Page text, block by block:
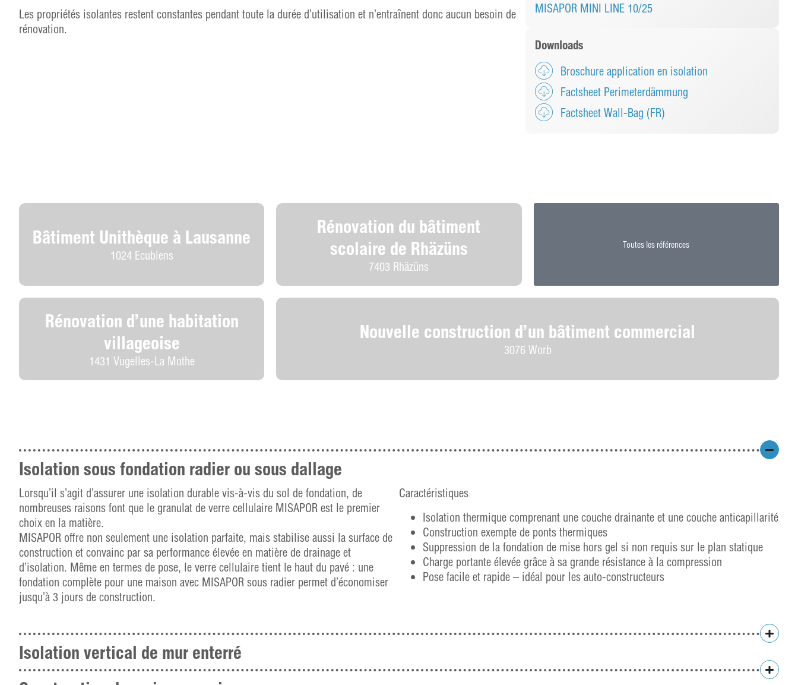
Les propriétés isolantes restent constantes pendant toute la durée d’utilisation et n’entraînent donc aucun besoin de
rénovation.
MISAPOR MINI LINE 10/25
Downloads
Broschure application en isolation
Factsheet Perimeterdämmung
Factsheet Wall-Bag (FR)
Nouvelle construction d’un bâtiment commercial
3076 Worb
Bâtiment Unithèque à Lausanne
1024 Ecublens
Rénovation du bâtiment
scolaire de Rhäzüns
7403 Rhäzüns
Toutes les références
Rénovation d’une habitation
villageoise
1431 Vugelles-La Mothe
Isolation sous fondation radier ou sous dallage
Lorsqu’il s’agit d’assurer une isolation durable vis-à-vis du sol de fondation, de
nombreuses raisons font que le granulat de verre cellulaire MISAPOR est le premier
choix en la matière.
MISAPOR offre non seulement une isolation parfaite, mais stabilise aussi la surface de
construction et convainc par sa performance élevée en matière de drainage et
d’isolation. Même en termes de pose, le verre cellulaire tient le haut du pavé : une
fondation complète pour une maison avec MISAPOR sous radier permet d’économiser
jusqu’à 3 jours de construction.
Caractéristiques
Isolation thermique comprenant une couche drainante et une couche anticapillarité
Construction exempte de ponts thermiques
Suppression de la fondation de mise hors gel si non requis sur le plan statique
Charge portante élevée grâce à sa grande résistance à la compression
Pose facile et rapide – idéal pour les auto-constructeurs
Isolation vertical de mur enterré